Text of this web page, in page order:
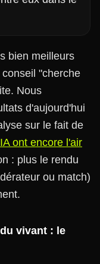
bien meilleurs
"cherche
Nous
d'aujourd'hui
sur le fait de
ont encore l'air
: plus le rendu
ou match)
vivant : le